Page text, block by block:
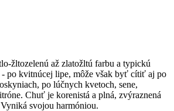
žltozelenú až zlatožltú farbu a typickú
po kvitnúcej lipe, môže však byť cítiť aj po
po lúčnych kvetoch, sene,
Chuť je korenistá a plná, zvýraznená
svojou harmóniou.